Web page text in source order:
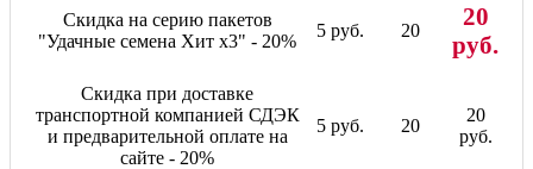
Скидка на серию пакетов
"Удачные семена Хит x3" - 20%
5 руб. 20
20
руб.
Скидка при доставке
транспортной компанией СДЭК
и предварительной оплате на
сайте - 20%
5 руб. 20
20
руб.